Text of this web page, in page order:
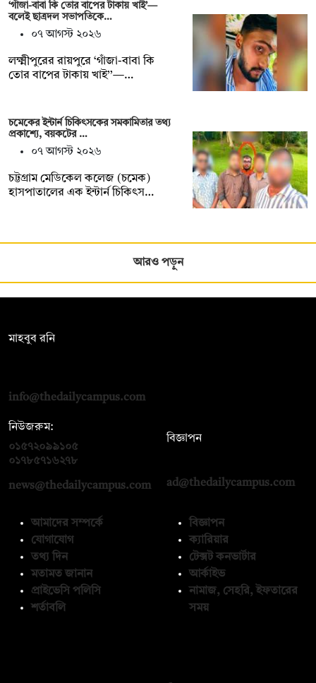
‘গাঁজা-বাবা কি তোর বাপের টাকায় খাই’—
বলেই ছাত্রদল সভাপতিকে…
০৭ আগস্ট ২০২৬
লক্ষ্মীপুরের রায়পুরে ‘গাঁজা-বাবা কি
তোর বাপের টাকায় খাই’’—…
চমেকের ইন্টার্ন চিকিৎসকের সমকামিতার তথ্য
প্রকাশ্যে, বয়কটের …
০৭ আগস্ট ২০২৬
চট্টগ্রাম মেডিকেল কলেজ (চমেক)
হাসপাতালের এক ইন্টার্ন চিকিৎস…
আরও পড়ুন
মাহবুব রনি
info@thedailycampus.com
নিউজরুম:
০১৫৭২০৯৯১০৫
০১৭৮৫৭১৬২৭৮
news@thedailycampus.com
বিজ্ঞাপন
ad@thedailycampus.com
আমাদের সম্পর্কে
যোগাযোগ
তথ্য দিন
মতামত জানান
প্রাইভেসি পলিসি
শর্তাবলি
বিজ্ঞাপন
ক্যারিয়ার
টেক্সট কনভার্টার
আর্কাইভ
নামাজ, সেহরি, ইফতারের
সময়